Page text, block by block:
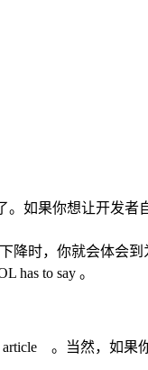
如果你想让开发者
时，你就会体会到
has to say 。
。当然，如果